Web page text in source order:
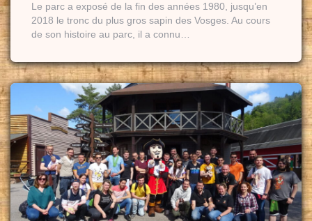
Le parc a exposé de la fin des années 1980, jusqu’en
2018 le tronc du plus gros sapin des Vosges. Au cours
de son histoire au parc, il a connu…